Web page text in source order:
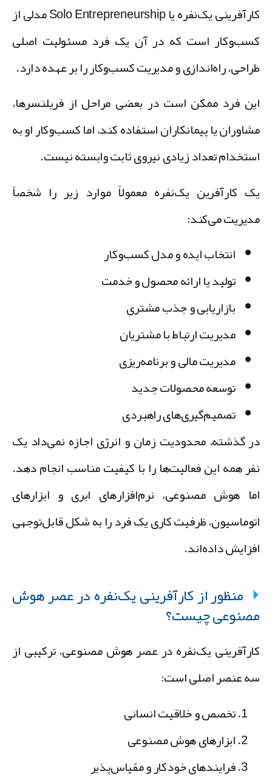
کارآفرینی یک‌نفره یا Solo Entrepreneurship مدلی از
است که در آن یک فرد مسئولیت اصلی
راه‌اندازی و مدیریت کسب‌وکار را بر عهده دارد.
فرد ممکن است در بعضی مراحل از فریلنسرها،
یا پیمانکاران استفاده کند، اما کسب‌وکار او به
تعداد زیادی نیروی ثابت وابسته نیست.
کارآفرین یک‌نفره معمولاً موارد زیر را شخصاً
می‌کند:
انتخاب ایده و مدل کسب‌وکار
تولید یا ارائه محصول و خدمت
بازاریابی و جذب مشتری
مدیریت ارتباط با مشتریان
مدیریت مالی و برنامه‌ریزی
توسعه محصولات جدید
تصمیم‌گیری‌های راهبردی
گذشته، محدودیت زمان و انرژی اجازه نمی‌داد یک
همه این فعالیت‌ها را با کیفیت مناسب انجام دهد.
هوش مصنوعی، نرم‌افزارهای ابری و ابزارهای
ظرفیت کاری یک فرد را به شکل قابل‌توجهی
داده‌اند.
منظور از کارآفرینی یک‌نفره در عصر هوش
چیست؟
یک‌نفره در عصر هوش مصنوعی، ترکیبی از
عنصر اصلی است:
تخصص و خلاقیت انسانی
ابزارهای هوش مصنوعی
فرایندهای خودکار و مقیاس‌پذیر